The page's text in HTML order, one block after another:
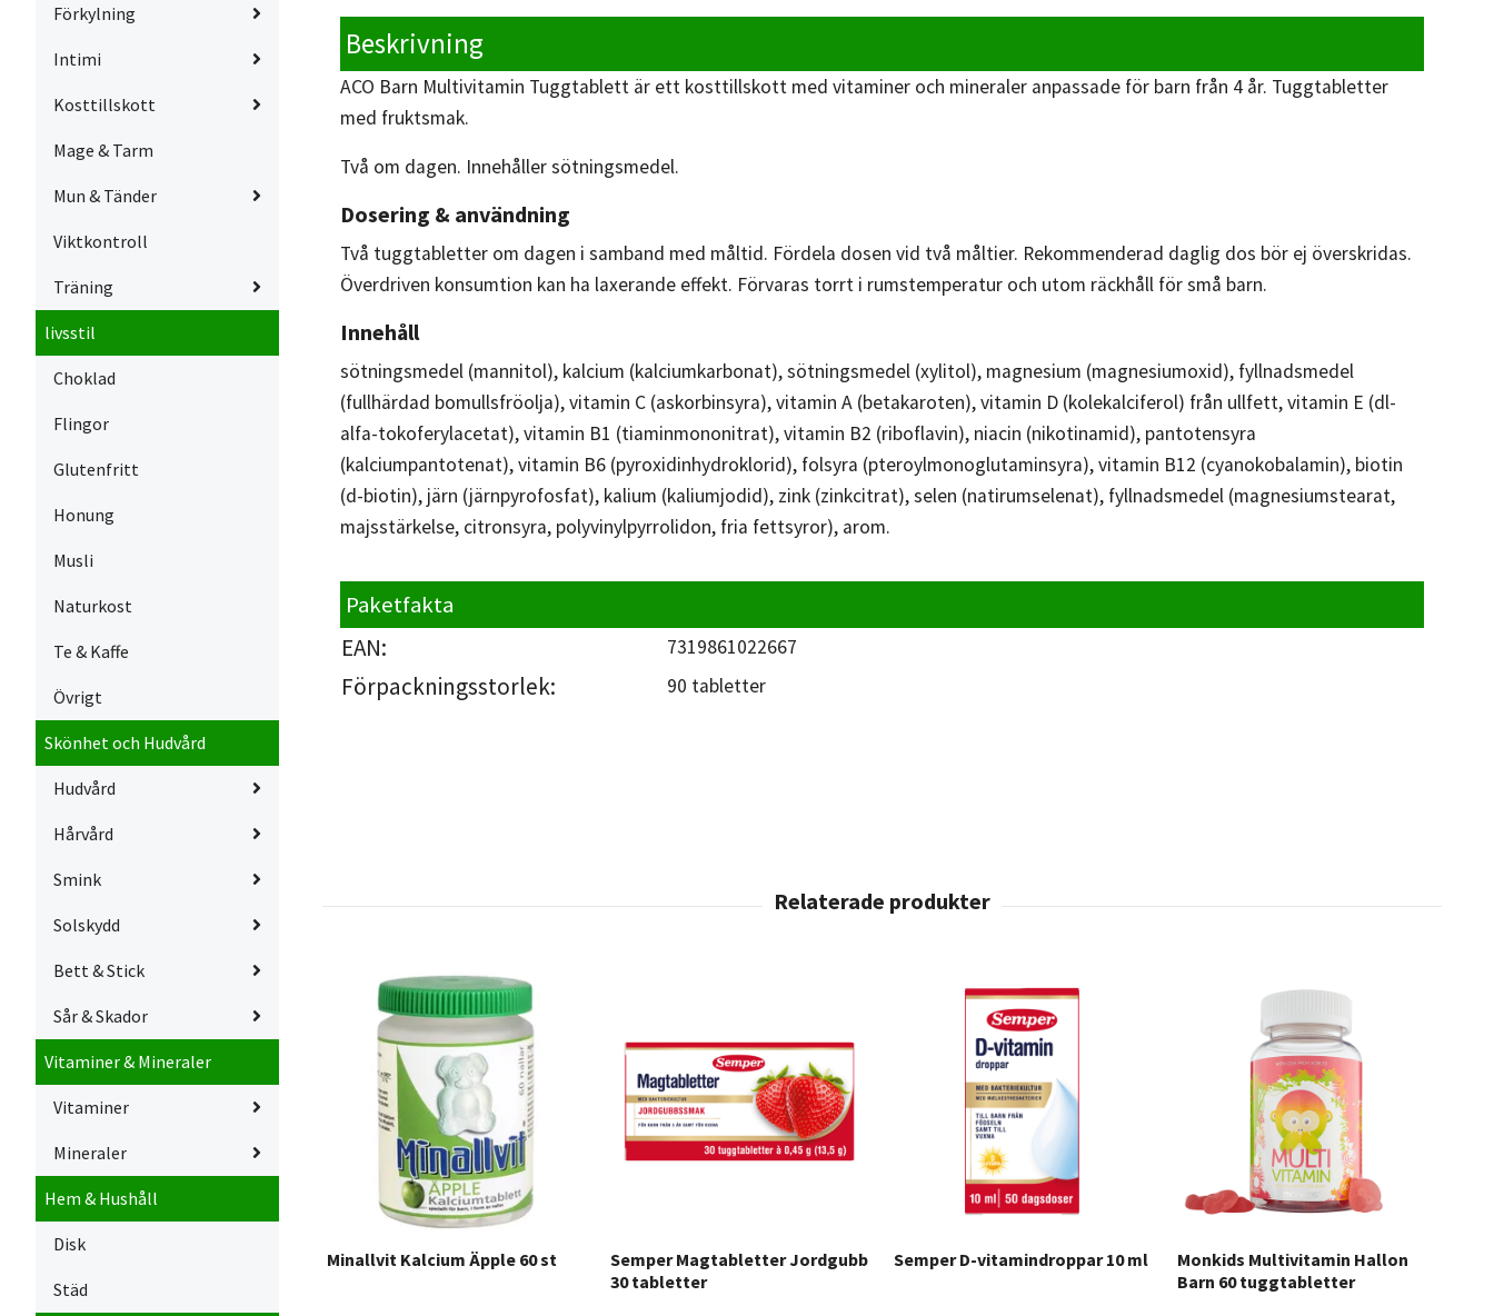
Förkylning
Intimi
Kosttillskott
Mage & Tarm
Mun & Tänder
Viktkontroll
Träning
livsstil
Choklad
Flingor
Glutenfritt
Honung
Musli
Naturkost
Te & Kaffe
Övrigt
Skönhet och Hudvård
Hudvård
Hårvård
Smink
Solskydd
Bett & Stick
Sår & Skador
Vitaminer & Mineraler
Vitaminer
Mineraler
Hem & Hushåll
Disk
Städ
Beskrivning
ACO Barn Multivitamin Tuggtablett är ett kosttillskott med vitaminer och mineraler anpassade för barn från 4 år. Tuggtabletter
med fruktsmak.
Två om dagen. Innehåller sötningsmedel.
Dosering & användning
Två tuggtabletter om dagen i samband med måltid. Fördela dosen vid två måltier. Rekommenderad daglig dos bör ej överskridas.
Överdriven konsumtion kan ha laxerande effekt. Förvaras torrt i rumstemperatur och utom räckhåll för små barn.
Innehåll
sötningsmedel (mannitol), kalcium (kalciumkarbonat), sötningsmedel (xylitol), magnesium (magnesiumoxid), fyllnadsmedel
(fullhärdad bomullsfröolja), vitamin C (askorbinsyra), vitamin A (betakaroten), vitamin D (kolekalciferol) från ullfett, vitamin E (dl-
alfa-tokoferylacetat), vitamin B1 (tiaminmononitrat), vitamin B2 (riboflavin), niacin (nikotinamid), pantotensyra
(kalciumpantotenat), vitamin B6 (pyroxidinhydroklorid), folsyra (pteroylmonoglutaminsyra), vitamin B12 (cyanokobalamin), biotin
(d-biotin), järn (järnpyrofosfat), kalium (kaliumjodid), zink (zinkcitrat), selen (natirumselenat), fyllnadsmedel (magnesiumstearat,
majsstärkelse, citronsyra, polyvinylpyrrolidon, fria fettsyror), arom.
Paketfakta
EAN: 7319861022667
Förpackningsstorlek: 90 tabletter
Minallvit Kalcium Äpple 60 st
Semper Magtabletter Jordgubb
30 tabletter
Semper D-vitamindroppar 10 ml
Monkids Multivitamin Hallon
Barn 60 tuggtabletter